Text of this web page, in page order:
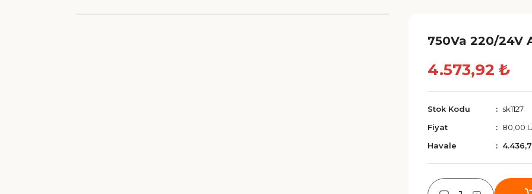
750Va 220/24V
4.573,92 ₺
Stok Kodu
sk1127
Fiyat
80,00
Havale